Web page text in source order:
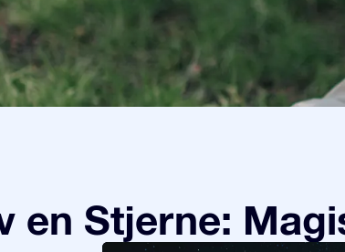
en Stjerne: